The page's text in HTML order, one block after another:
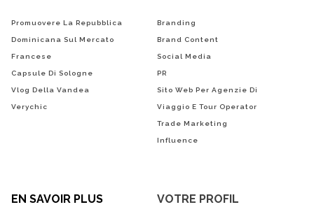
Promuovere La Repubblica
Dominicana Sul Mercato
Francese
Capsule Di Sologne
Vlog Della Vandea
Verychic
Branding
Brand Content
Social Media
PR
Sito Web Per Agenzie Di
Viaggio E Tour Operator
Trade Marketing
Influence
EN SAVOIR PLUS VOTRE PROFIL